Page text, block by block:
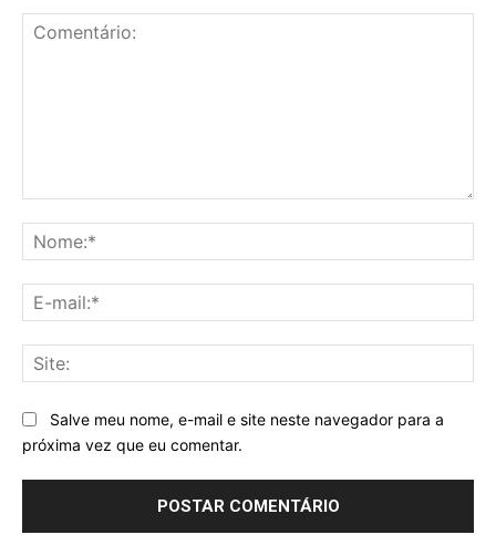
Salve meu nome, e-mail e site neste navegador para a
próxima vez que eu comentar.